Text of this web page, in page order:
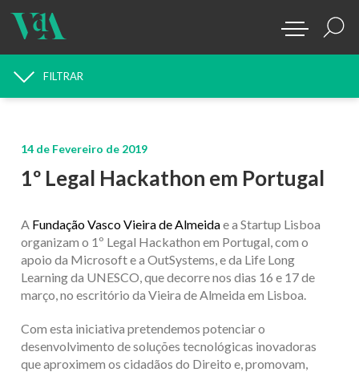
PROCURAR NOTÍCIAS
FILTRAR
14 de Fevereiro de 2019
1º Legal Hackathon em Portugal
A Fundação Vasco Vieira de Almeidae a Startup Lisboa
organizam o 1º Legal Hackathon em Portugal, com o
apoio da Microsoft e a OutSystems, e da Life Long
Learning da UNESCO, que decorre nos dias 16 e 17 de
março, no escritório da Vieira de Almeida em Lisboa.
Com esta iniciativa pretendemos potenciar o
desenvolvimento de soluções tecnológicas inovadoras
que aproximem os cidadãos do Direito e, promovam,